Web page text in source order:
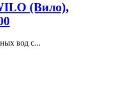
(Вило),
вод с...